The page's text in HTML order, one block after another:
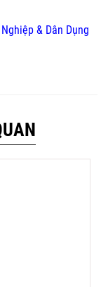
& Dân Dụng